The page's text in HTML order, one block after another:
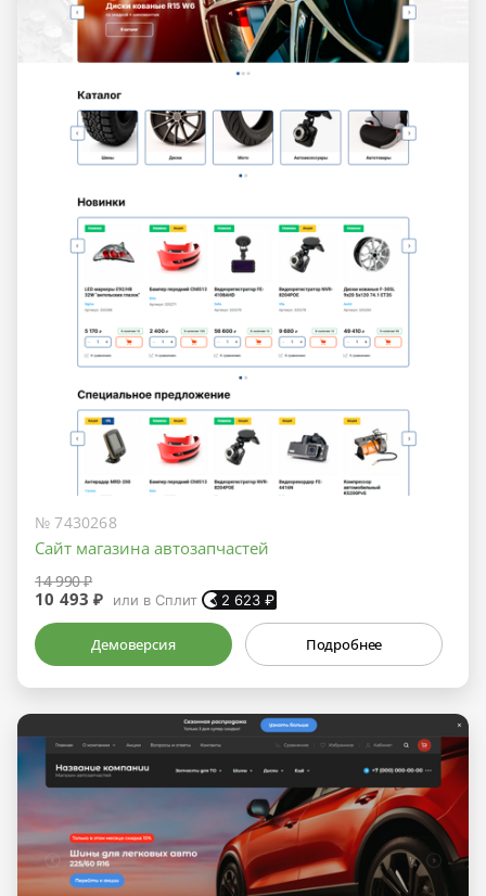
№ 7430268
Сайт магазина автозапчастей
14 990 ₽
10 493 ₽ или в Сплит 2 623₽
Демоверсия Подробнее